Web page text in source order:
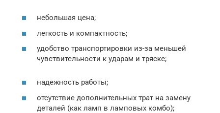
небольшая цена;
легкость и компактность;
удобство транспортировки из-за меньшей
чувствительности к ударам и тряске;
надежность работы;
отсутствие дополнительных трат на замену
деталей (как ламп в ламповых комбо);